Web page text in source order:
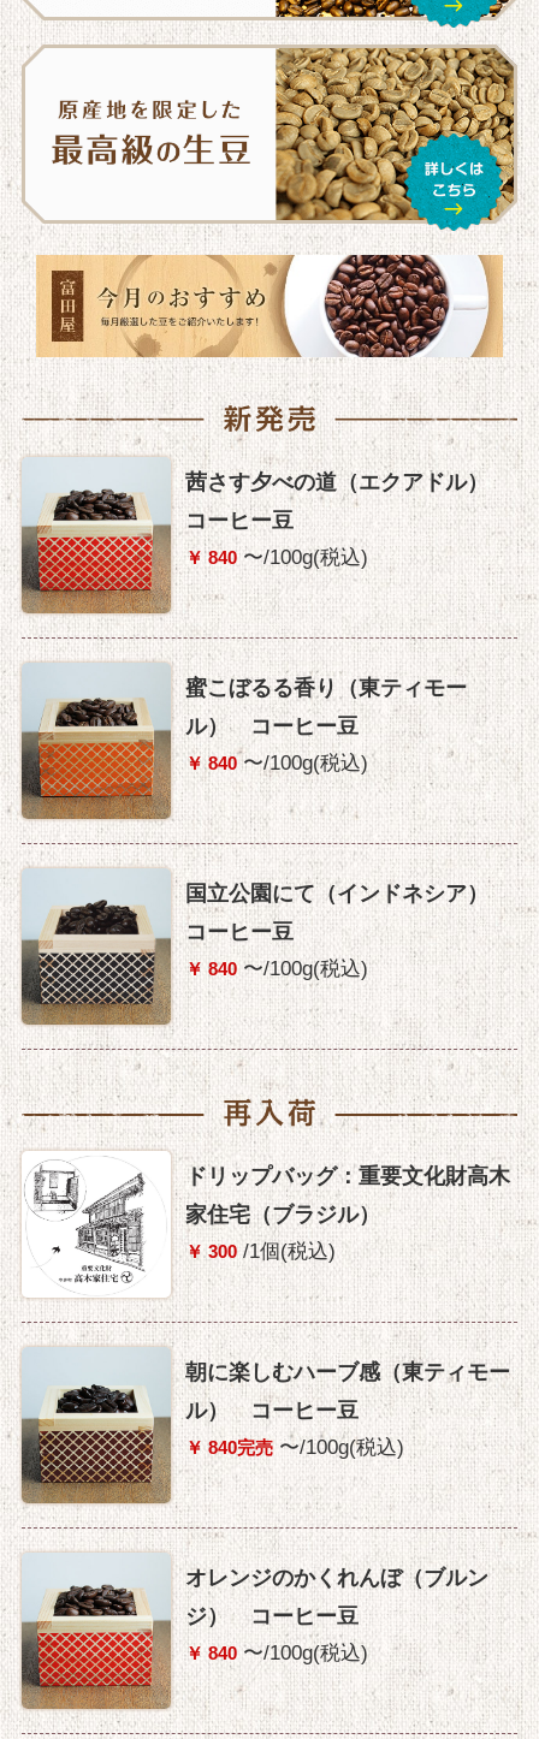
茜さす夕べの道（エクアドル）
コーヒー豆
￥ 840〜/100g(税込)
蜜こぼるる香り（東ティモー
ル） コーヒー豆
￥ 840〜/100g(税込)
国立公園にて（インドネシア）
コーヒー豆
￥ 840〜/100g(税込)
ドリップバッグ：重要文化財高木
家住宅（ブラジル）
￥ 300/1個(税込)
朝に楽しむハーブ感（東ティモー
ル） コーヒー豆
￥ 840完売〜/100g(税込)
オレンジのかくれんぼ（ブルン
ジ） コーヒー豆
￥ 840〜/100g(税込)